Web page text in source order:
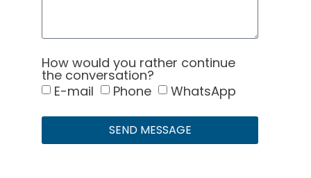
How would you rather continue
the conversation?
E-mail
Phone WhatsApp
SEND MESSAGE